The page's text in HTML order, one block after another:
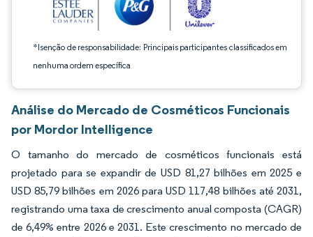
*Isenção de responsabilidade: Principais participantes classificados em
nenhuma ordem específica
Análise do Mercado de Cosméticos Funcionais
por Mordor Intelligence
O tamanho do mercado de cosméticos funcionais está
projetado para se expandir de USD 81,27 bilhões em 2025 e
USD 85,79 bilhões em 2026 para USD 117,48 bilhões até 2031,
registrando uma taxa de crescimento anual composta (CAGR)
de 6,49% entre 2026 e 2031. Este crescimento no mercado de